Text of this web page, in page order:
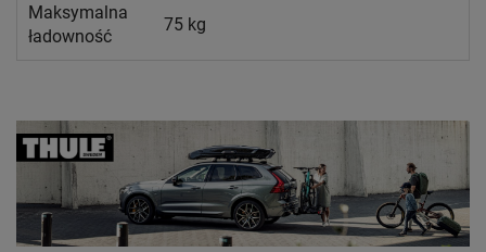
Maksymalna
ładowność
75 kg